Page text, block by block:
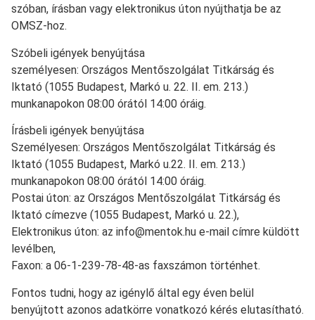
szóban, írásban vagy elektronikus úton nyújthatja be az
OMSZ-hoz.
Szóbeli igények benyújtása
személyesen: Országos Mentőszolgálat Titkárság és
Iktató (1055 Budapest, Markó u. 22. II. em. 213.)
munkanapokon 08:00 órától 14:00 óráig.
Írásbeli igények benyújtása
Személyesen: Országos Mentőszolgálat Titkárság és
Iktató (1055 Budapest, Markó u.22. II. em. 213.)
munkanapokon 08:00 órától 14:00 óráig.
Postai úton: az Országos Mentőszolgálat Titkárság és
Iktató címezve (1055 Budapest, Markó u. 22.),
Elektronikus úton: az info@mentok.hu e-mail címre küldött
levélben,
Faxon: a 06-1-239-78-48-as faxszámon történhet.
Fontos tudni, hogy az igénylő által egy éven belül
benyújtott azonos adatkörre vonatkozó kérés elutasítható.